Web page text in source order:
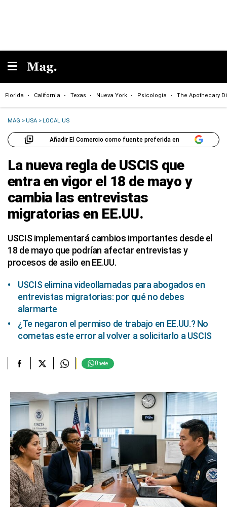
Florida California Texas Nueva York Psicología The Apothecary
MAG >USA >LOCAL US
Añadir El Comercio como fuente preferida en
La nueva regla de USCIS que
entra en vigor el 18 de mayo y
cambia las entrevistas
migratorias en EE.UU.
USCIS implementará cambios importantes desde el
18 de mayo que podrían afectar entrevistas y
procesos de asilo en EE.UU.
USCIS elimina videollamadas para abogados en
entrevistas migratorias: por qué no debes
alarmarte
¿Te negaron el permiso de trabajo en EE.UU.? No
cometas este error al volver a solicitarlo a USCIS
Únete